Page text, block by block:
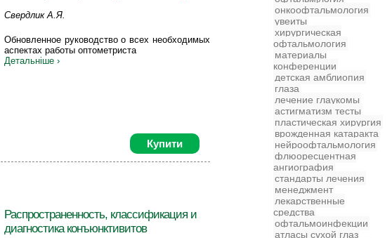
Свердлик А.Я.
Обновленное руководство о всех необходимых
аспектах работы оптометриста
Детальніше ›
Купити
Распространенность, классификация и
диагностика конъюнктивитов
онкоофтальмология
увеиты
хирургическая
офтальмология
материалы
конференции
детская амблиопия
глаза
лечение глаукомы
астигматизм тесты
пластическая хирургия
врожденная катаракта
нейроофтальмология
флюоресцентная
ангиография
стандарты лечения
менеджмент
лекарственные
средства
офтальмоинфекции
атласы сухой глаз